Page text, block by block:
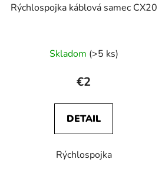
Rýchlospojka káblová samec CX20
Skladom (>5 ks)
€2
DETAIL
Rýchlospojka